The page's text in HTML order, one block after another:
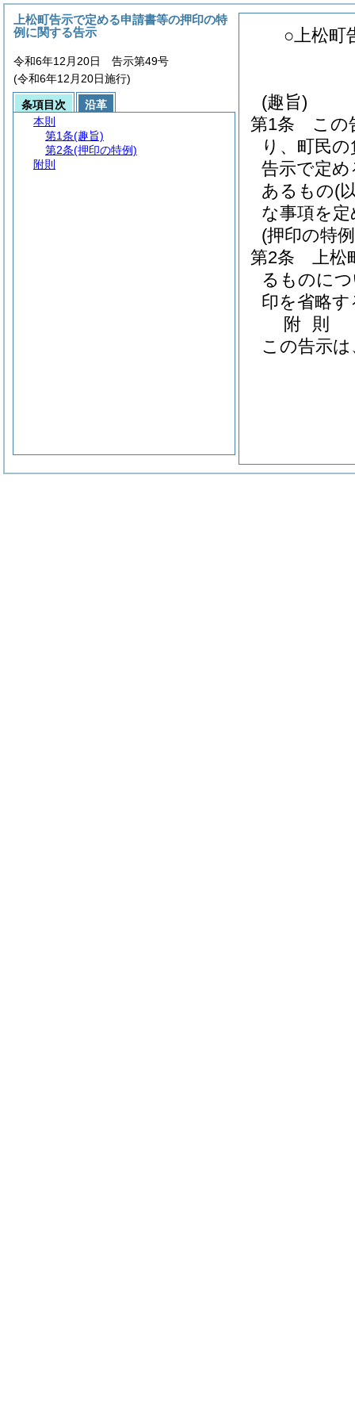
○上松町
(趣旨)
第1条
この
り、町民
告示で定
あるもの(
な事項を
(押印の特
第2条
上松
るものに
印を省略
附 則
この告示
上松町告示で定める申請書等の押印の特
例に関する告示
令和6年12月20日 告示第49号
(令和6年12月20日施行)
条項目次
沿革
本則
第1条(趣旨)
第2条(押印の特例)
附則